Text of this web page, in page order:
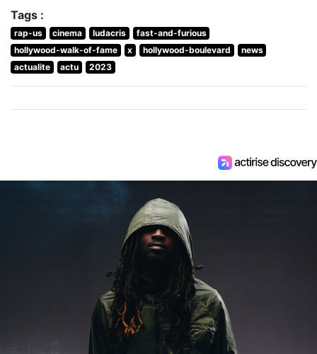
Tags :
rap-us cinema ludacris
fast-and-furious
hollywood-walk-of-fame
x hollywood-boulevard
news
actualite
actu 2023